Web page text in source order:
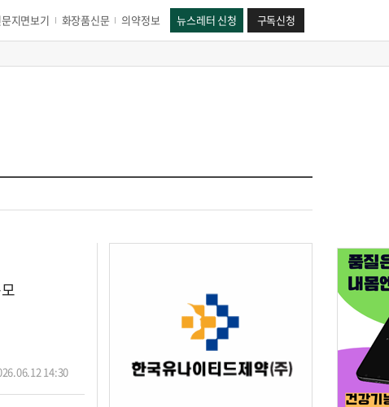
지면보기 화장품신문 의약정보 뉴스레터 신청 구독신청
14:30